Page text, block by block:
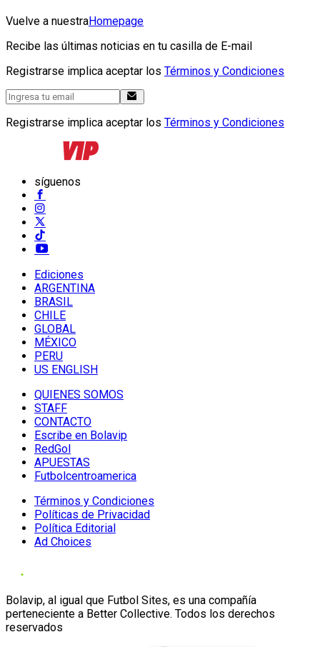
Vuelve a nuestraHomepage
Recibe las últimas noticias en tu casilla de E-mail
Registrarse implica aceptar los Términos y Condiciones
Registrarse implica aceptar los Términos y Condiciones
síguenos
Ediciones
ARGENTINA
BRASIL
CHILE
GLOBAL
MÉXICO
PERU
US ENGLISH
QUIENES SOMOS
STAFF
CONTACTO
Escribe en Bolavip
RedGol
APUESTAS
Futbolcentroamerica
Términos y Condiciones
Políticas de Privacidad
Política Editorial
Ad Choices
Bolavip, al igual que Futbol Sites, es una compañía
perteneciente a Better Collective. Todos los derechos
reservados